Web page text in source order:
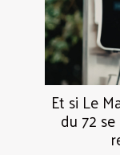
Et si Le
du 72